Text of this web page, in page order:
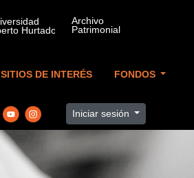
SITIOS DE INTERÉS FONDOS
Iniciar sesión